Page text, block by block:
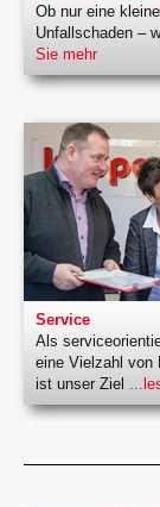
Ob nur eine
Unfallschaden –
Sie mehr
Service
Als
eine Vielzahl von
ist unser Ziel